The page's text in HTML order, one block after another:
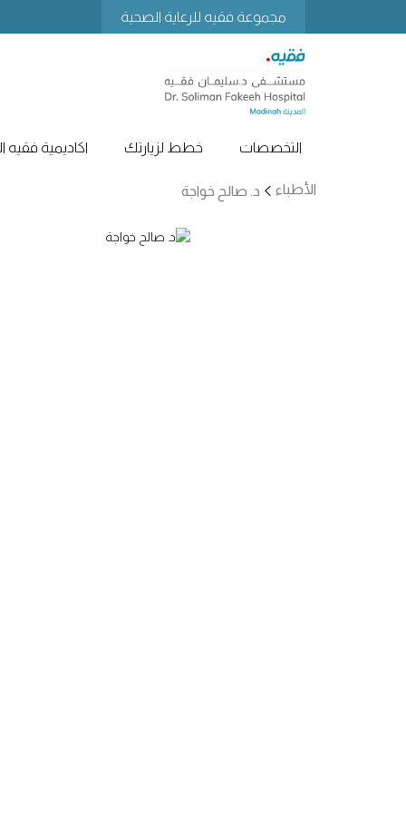
مجموعة فقيه للرعاية الصحية
التخصصات خطط لزيارتك اكاديمية فقيه
الأطباء د. صالح خواجة